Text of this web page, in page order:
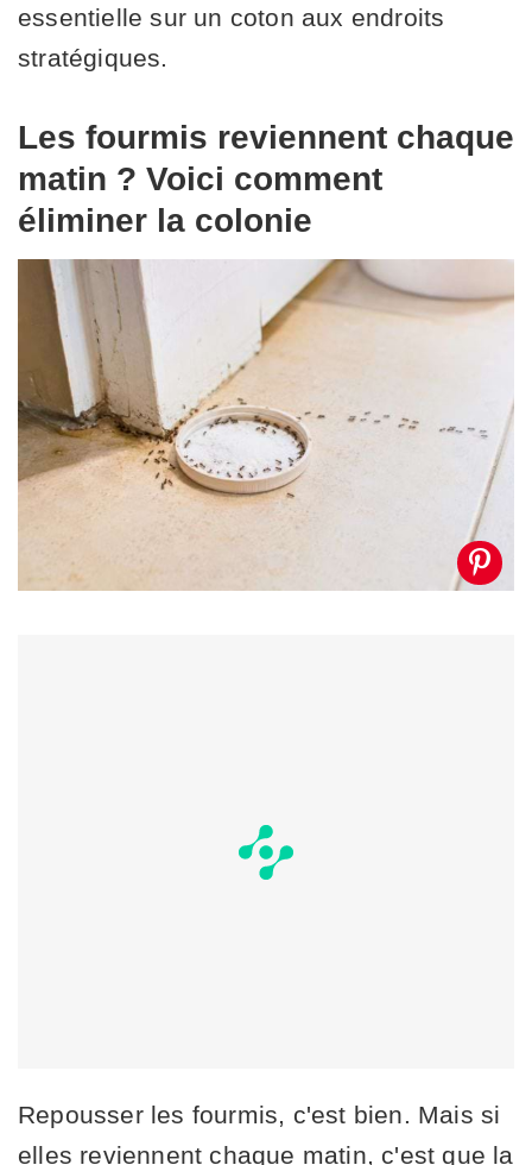
essentielle sur un coton aux endroits
stratégiques.
Les fourmis reviennent chaque
matin ? Voici comment
éliminer la colonie
Repousser les fourmis, c'est bien. Mais si
elles reviennent chaque matin, c'est que la